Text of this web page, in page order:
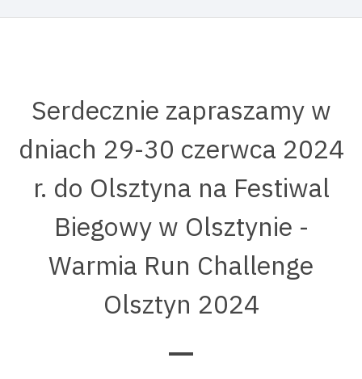
Serdecznie zapraszamy w
dniach 29-30 czerwca 2024
r. do Olsztyna na Festiwal
Biegowy w Olsztynie -
Warmia Run Challenge
Olsztyn 2024